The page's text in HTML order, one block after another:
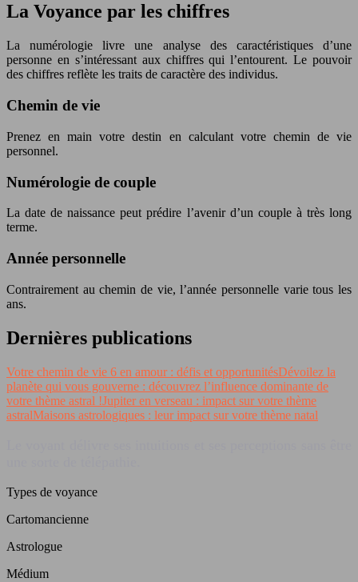
La Voyance par les chiffres
La numérologie livre une analyse des caractéristiques d’une
personne en s’intéressant aux chiffres qui l’entourent. Le pouvoir
des chiffres reflète les traits de caractère des individus.
Chemin de vie
Prenez en main votre destin en calculant votre chemin de vie
personnel.
Numérologie de couple
La date de naissance peut prédire l’avenir d’un couple à très long
terme.
Année personnelle
Contrairement au chemin de vie, l’année personnelle varie tous les
ans.
Dernières publications
Votre chemin de vie 6 en amour : défis et opportunitésDévoilez la
planète qui vous gouverne : découvrez l’influence dominante de
votre thème astral !Jupiter en verseau : impact sur votre thème
astralMaisons astrologiques : leur impact sur votre thème natal
Types de voyance
Cartomancienne
Astrologue
Médium